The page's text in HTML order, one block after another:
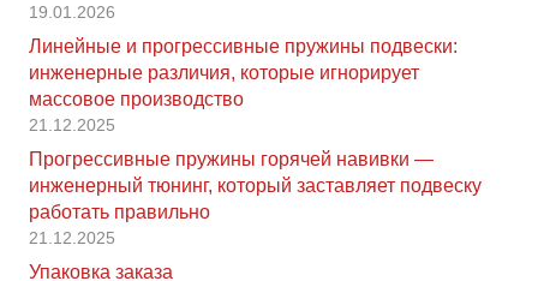
19.01.2026
Линейные и прогрессивные пружины подвески:
инженерные различия, которые игнорирует
массовое производство
21.12.2025
Прогрессивные пружины горячей навивки —
инженерный тюнинг, который заставляет подвеску
работать правильно
21.12.2025
Упаковка заказа